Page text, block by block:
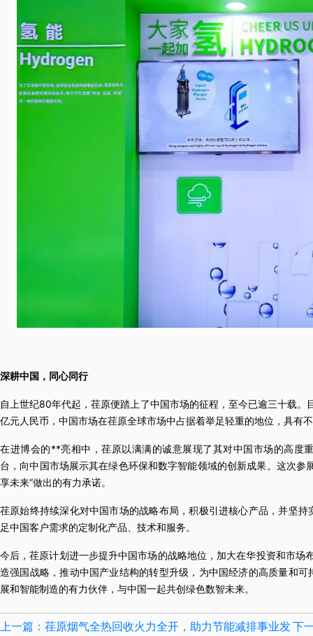
深耕中国，同心同行
自上世纪80年代起，荏原便踏上了中国市场的征程，至今已逾三十载
亿元人民币，中国市场在荏原全球市场中占据着举足轻重的地位，具有
在进博会的**亮相中，荏原以满满的诚意展现了其对中国市场的高度
台，向中国市场展示其在绿色环保和数字智能领域的创新成果。这次参
享未来”做出的有力承诺。
荏原始终持续深化对中国市场的战略布局，积极引进核心产品，并坚
足中国客户需求的定制化产品、技术和服务。
今后，荏原计划进一步提升中国市场的战略地位，加大在华投资和市
造强国战略，推动中国产业结构的转型升级，为中国经济的高质量和
展和智能制造的有力伙伴，与中国一起共创绿色数智未来。
上一篇：荏原烟气全热回收火力全开，助力节能减排事业发下